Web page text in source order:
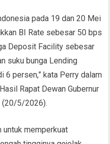
pada 19 dan 20 Mei
BI Rate sebesar 50 bps
Deposit Facility sebesar
suku bunga Lending
6 persen,” kata Perry dalam
Rapat Dewan Gubernur
(20/5/2026).
untuk memperkuat